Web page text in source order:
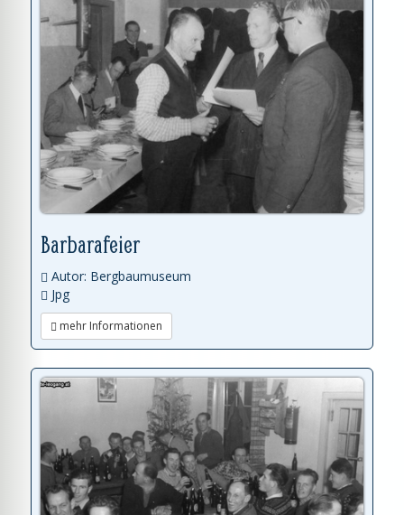
Barbarafeier
Autor: Bergbaumuseum
Jpg
mehr Informationen